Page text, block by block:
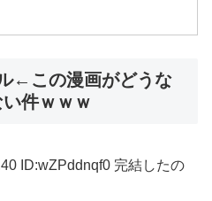
←この漫画がどうな
件ｗｗｗ
ID:wZPddnqf0 完結したの